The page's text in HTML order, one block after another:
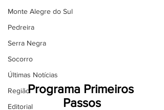
Monte Alegre do Sul
Pedreira
Serra Negra
Socorro
Últimas Notícias
Região
Editorial
Programa Primeiros
Passos